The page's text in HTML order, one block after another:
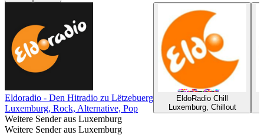
Eldoradio - Den Hitradio zu Lëtzebuerg
Luxemburg, Rock, Alternative, Pop
EldoRadio Chill
Luxemburg, Chillout
Weitere Sender aus Luxemburg
Weitere Sender aus Luxemburg